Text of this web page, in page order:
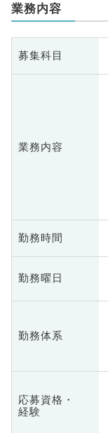
業務内容
募集科目
業務内容
勤務時間
勤務曜日
勤務体系
応募資格・
経験